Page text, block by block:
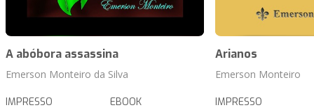
A abóbora assassina
Emerson Monteiro da Silva
IMPRESSO EBOOK
Arianos
Emerson Monteiro
IMPRESSO